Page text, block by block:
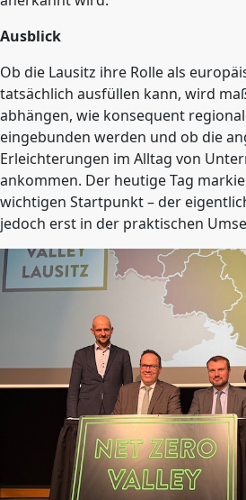
Ausblick
Ob die Lausitz ihre Rolle als
tatsächlich ausfüllen kann, wird
abhängen, wie konsequent
eingebunden werden und ob die
Erleichterungen im Alltag von
ankommen. Der heutige Tag
wichtigen Startpunkt – der
jedoch erst in der praktischen